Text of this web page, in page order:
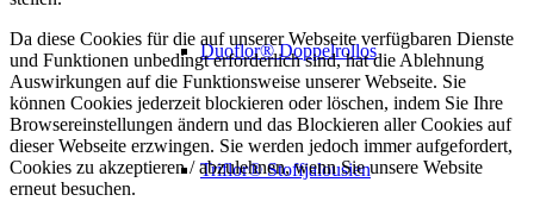
Duoflor® Doppelrollos
Triflor® Stoffjalousien
Da diese Cookies für die auf unserer Webseite verfügbaren Dienste
und Funktionen unbedingt erforderlich sind, hat die Ablehnung
Auswirkungen auf die Funktionsweise unserer Webseite. Sie
können Cookies jederzeit blockieren oder löschen, indem Sie Ihre
Browsereinstellungen ändern und das Blockieren aller Cookies auf
dieser Webseite erzwingen. Sie werden jedoch immer aufgefordert,
Cookies zu akzeptieren / abzulehnen, wenn Sie unsere Website
erneut besuchen.